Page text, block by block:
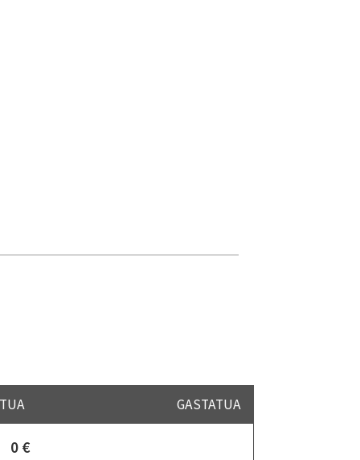
GASTATUA
0 €